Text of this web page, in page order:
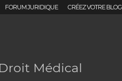
FORUM JURIDIQUE CRÉEZ VOTRE BLOG
Médical